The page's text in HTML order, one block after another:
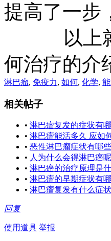
提高了一步
以上就是
何治疗的介
淋巴瘤, 免疫力, 如何, 化学,
相关帖子
• 淋巴瘤复发的症状有
• 淋巴瘤能活多久 应如
• 恶性淋巴瘤症状有哪
• 人为什么会得淋巴癌
• 淋巴癌的治疗原理是
• 淋巴瘤的早期症状有
• 淋巴瘤复发有什么症
回复
使用道具 举报